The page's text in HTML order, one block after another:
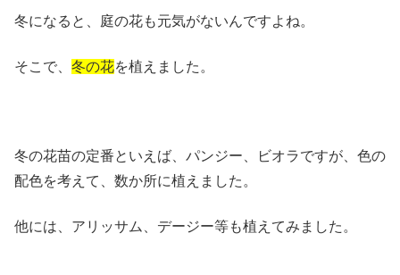
冬になると、庭の花も元気がないんですよね。
そこで、 冬の花を植えました。
冬の花苗の定番といえば、パンジー、ビオラですが、色の
配色を考えて、数か所に植えました。
他には、アリッサム、デージー等も植えてみました。